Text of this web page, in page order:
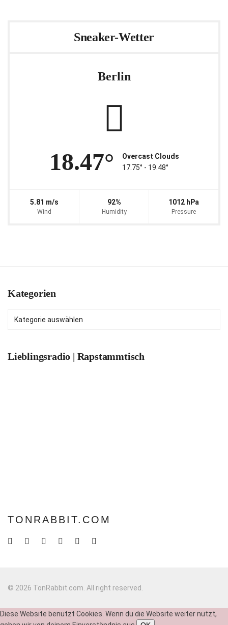
Sneaker-Wetter
Berlin
18.47°
Overcast Clouds
17.75° ‐ 19.48°
5.81 m/s
Wind
92%
Humidity
1012 hPa
Pressure
Kategorien
Lieblingsradio | Rapstammtisch
TONRABBIT.COM
© 2026 TonRabbit.com. All right reserved.
Diese Website benutzt Cookies. Wenn du die Website weiter nutzt,